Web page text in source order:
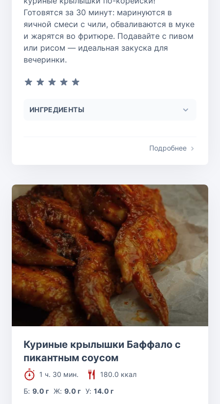
Готовятся за 30 минут: маринуются в
яичной смеси с чили, обваливаются в муке
и жарятся во фритюре. Подавайте с пивом
или рисом — идеальная закуска для
вечеринки.
ИНГРЕДИЕНТЫ
Подробнее
Куриные крылышки Баффало с
пикантным соусом
1 ч. 30 мин.
180.0 ккал
Б:9.0 г Ж: 9.0 г У: 14.0 г